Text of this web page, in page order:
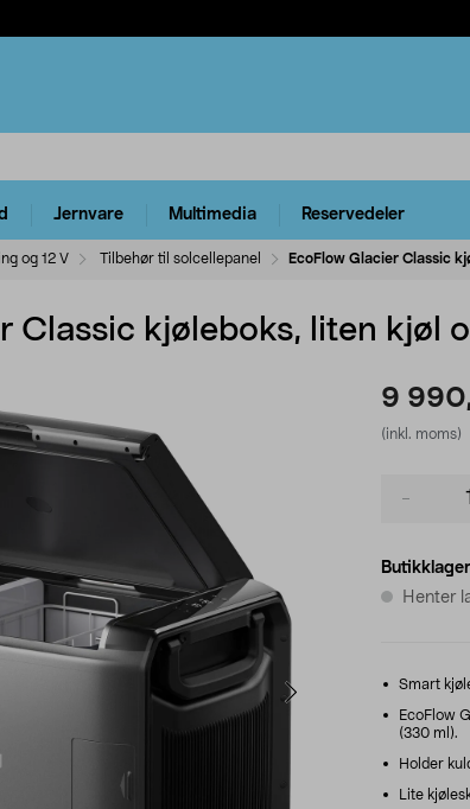
Jernvare Multimedia Reservedeler
og 12 V Tilbehør til solcellepanel EcoFlow Glacier Classic
Classic kjøleboks, liten kjøl
9
(inkl. moms)
Butikklager
Henter
Smart
EcoFlow
(330 ml).
Holder
Lite